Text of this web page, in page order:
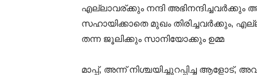
എല്ലാവര്ക്കും നന്ദി അഭിനന്ദിച്ചവർക്കും
സഹായിക്കാതെ മുഖം തിരിച്ചവർക്കും,
തന്ന ജൂലിക്കും സാനിയോക്കും ഉമ്മ
മാപ്പ്, അന്ന് നിശ്ചയിച്ചുറപ്പിച്ച